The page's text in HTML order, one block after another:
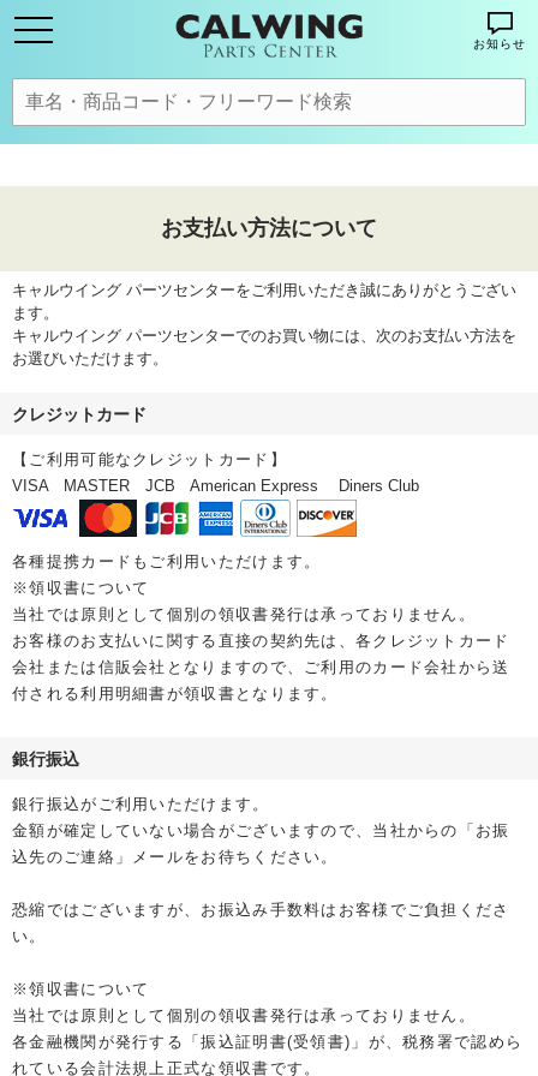
お知らせ
お支払い方法について
キャルウイング パーツセンターをご利用いただき誠にありがとうござい
ます。
キャルウイング パーツセンターでのお買い物には、次のお支払い方法を
お選びいただけます。
クレジットカード
【ご利用可能なクレジットカード】
VISA MASTER JCB American Express Diners Club
各種提携カードもご利用いただけます。
※領収書について
当社では原則として個別の領収書発行は承っておりません。
お客様のお支払いに関する直接の契約先は、各クレジットカード
会社または信販会社となりますので、ご利用のカード会社から送
付される利用明細書が領収書となります。
銀行振込
銀行振込がご利用いただけます。
金額が確定していない場合がございますので、当社からの「お振
込先のご連絡」メールをお待ちください。
恐縮ではございますが、お振込み手数料はお客様でご負担くださ
い。
※領収書について
当社では原則として個別の領収書発行は承っておりません。
各金融機関が発行する「振込証明書(受領書)」が、税務署で認めら
れている会計法規上正式な領収書です。